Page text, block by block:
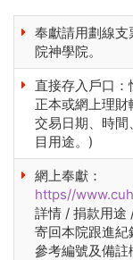
奉獻請用劃線
院神學院。
直接存入戶口
正本或網上理
交易日期、時
目用途。)
網上奉獻：
https//
詳情 / 捐款用途
寄回本院跟進紀
參考編號及備